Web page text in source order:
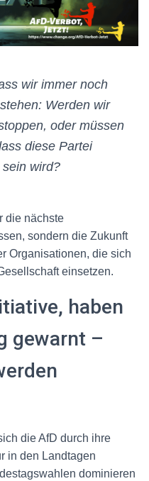
wir immer noch
Werden wir
oder müssen
diese Partei
wird?
die nächste
sondern die Zukunft
Organisationen, die sich
einsetzen.
haben
gewarnt –
die AfD durch ihre
in den Landtagen
dominieren